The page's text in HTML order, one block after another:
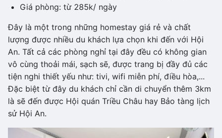
Giá phòng: từ 285k/ ngày
Đây là một trong những homestay giá rẻ và chất
lượng được nhiều du khách lựa chọn khi đến với Hội
An. Tất cả các phòng nghỉ tại đây đều có không gian
vô cùng thoải mái, sạch sẽ, được trang bị đầy đủ các
tiện nghi thiết yếu như: tivi, wifi miễn phí, điều hòa,...
Đặc biệt từ đây du khách chỉ cần di chuyển thêm 3km
là sẽ đến được Hội quán Triều Châu hay Bảo tàng lịch
sử Hội An.